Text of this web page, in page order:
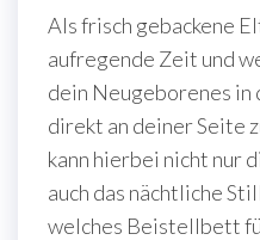
Als frisch gebackene
aufregende Zeit und
dein Neugeborenes in
direkt an deiner Seite
kann hierbei nicht nur
auch das nächtliche
welches Beistellbett